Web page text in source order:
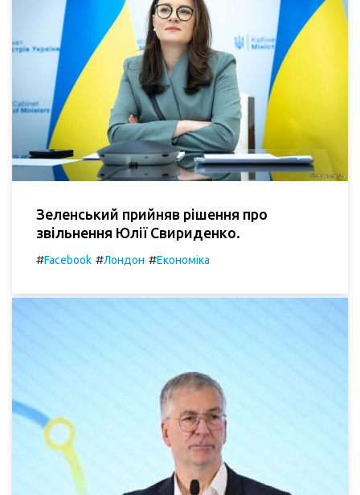
Зеленський прийняв рішення про
звільнення Юлії Свириденко.
#Facebook #Лондон #Економіка